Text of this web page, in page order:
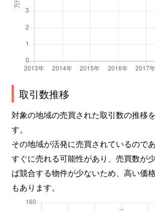
取引数推移
対象の地域の売買された取引数の推移
す。
その地域が活発に売買されているので
すぐに売れる可能性があり、売買数が
ば競合する物件が少ないため、高い価
もあります。